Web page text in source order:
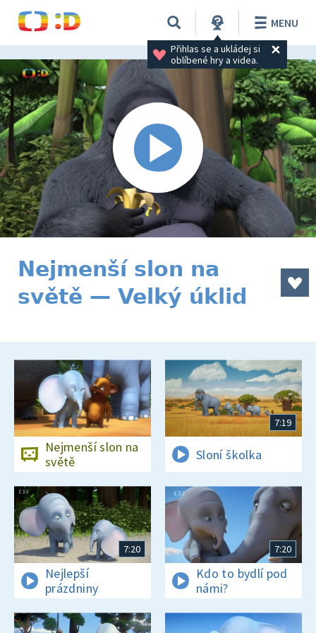
Přihlas se a ukládej si
oblíbené hry a videa.
MENU
Nejmenší slon na
světě — Velký úklid
Nejmenší slon na
světě
7:19
Sloní školka
7:20
Nejlepší
prázdniny
7:20
Kdo to bydlí pod
námi?